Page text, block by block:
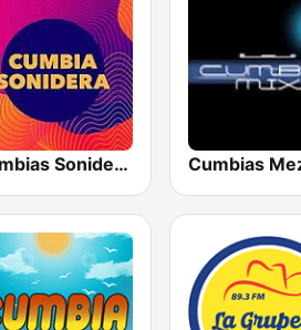
Cumbias Sonideras DJec